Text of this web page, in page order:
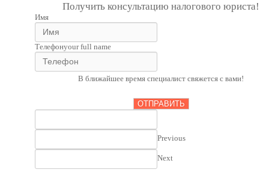
Получить консультацию налогового юриста!
Имя
Телефонyour full name
В ближайшее время специалист свяжется с вами!
ОТПРАВИТЬ
Previous
Next